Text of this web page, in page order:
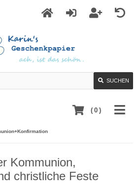
SUCHEN
( 0 )
Kommunion,
christliche Feste